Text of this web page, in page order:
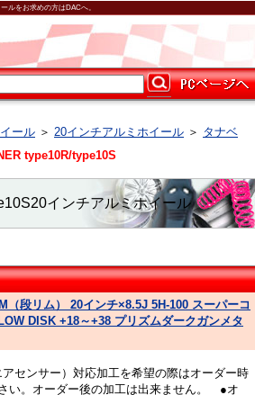
ルをお求めの方はDACへ。
ール ＞ 20インチアルミホイール ＞ タナベ
type10R/type10S
インチアルミホイール
（段リム） 20インチ×8.5J 5H-100 スーパーコ
DISK +18～+38 プリズムダークガンメタ
センサー）対応加工を希望の際はオーダー時
い。オーダー後の加工は出来ません。 ●オ